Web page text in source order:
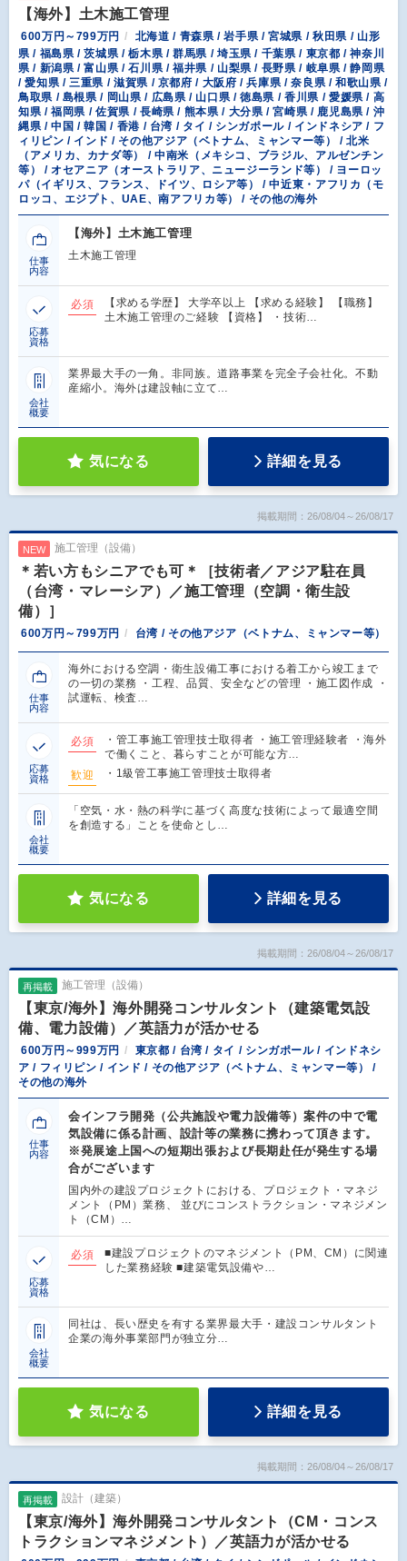
【海外】土木施工管理
600万円～799万円
北海道 / 青森県 / 岩手県 / 宮城県 / 秋田県 / 山形
県 / 福島県 / 茨城県 / 栃木県 / 群馬県 / 埼玉県 / 千葉県 / 東京都 / 神奈川
県 / 新潟県 / 富山県 / 石川県 / 福井県 / 山梨県 / 長野県 / 岐阜県 / 静岡県
/ 愛知県 / 三重県 / 滋賀県 / 京都府 / 大阪府 / 兵庫県 / 奈良県 / 和歌山県 /
鳥取県 / 島根県 / 岡山県 / 広島県 / 山口県 / 徳島県 / 香川県 / 愛媛県 / 高
知県 / 福岡県 / 佐賀県 / 長崎県 / 熊本県 / 大分県 / 宮崎県 / 鹿児島県 / 沖
縄県 / 中国 / 韓国 / 香港 / 台湾 / タイ / シンガポール / インドネシア / フ
ィリピン / インド / その他アジア（ベトナム、ミャンマー等） / 北米
（アメリカ、カナダ等） / 中南米（メキシコ、ブラジル、アルゼンチン
等） / オセアニア（オーストラリア、ニュージーランド等） / ヨーロッ
パ（イギリス、フランス、ドイツ、ロシア等） / 中近東・アフリカ（モ
ロッコ、エジプト、UAE、南アフリカ等） / その他の海外
仕事
内容
【海外】土木施工管理
土木施工管理
応募
資格
必須
【求める学歴】 大学卒以上 【求める経験】 【職務】
土木施工管理のご経験 【資格】 ・技術…
会社
概要
業界最大手の一角。非同族。道路事業を完全子会社化。不動
産縮小。海外は建設軸に立て…
気になる 詳細を見る
掲載期間：26/08/04～26/08/17
NEW 施工管理（設備）
＊若い方もシニアでも可＊［技術者／アジア駐在員
（台湾・マレーシア）／施工管理（空調・衛生設
備）］
600万円～799万円 台湾 / その他アジア（ベトナム、ミャンマー等）
仕事
内容
海外における空調・衛生設備工事における着工から竣工まで
の一切の業務 ・工程、品質、安全などの管理 ・施工図作成 ・
試運転、検査…
応募
資格
必須
・管工事施工管理技士取得者 ・施工管理経験者 ・海外
で働くこと、暮らすことが可能な方…
歓迎
・1級管工事施工管理技士取得者
会社
概要
「空気・水・熱の科学に基づく高度な技術によって最適空間
を創造する」ことを使命とし…
気になる 詳細を見る
掲載期間：26/08/04～26/08/17
再掲載 施工管理（設備）
【東京/海外】海外開発コンサルタント（建築電気設
備、電力設備）／英語力が活かせる
600万円～999万円
東京都 / 台湾 / タイ / シンガポール / インドネシ
ア / フィリピン / インド / その他アジア（ベトナム、ミャンマー等） /
その他の海外
仕事
内容
会インフラ開発（公共施設や電力設備等）案件の中で電
気設備に係る計画、設計等の業務に携わって頂きます。
※発展途上国への短期出張および長期赴任が発生する場
合がございます
国内外の建設プロジェクトにおける、プロジェクト・マネジ
メント（PM）業務、 並びにコンストラクション・マネジメン
ト（CM）…
応募
資格
必須
■建設プロジェクトのマネジメント（PM、CM）に関連
した業務経験 ■建築電気設備や…
会社
概要
同社は、長い歴史を有する業界最大手・建設コンサルタント
企業の海外事業部門が独立分…
気になる 詳細を見る
掲載期間：26/08/04～26/08/17
再掲載 設計（建築）
【東京/海外】海外開発コンサルタント（CM・コンス
トラクションマネジメント）／英語力が活かせる